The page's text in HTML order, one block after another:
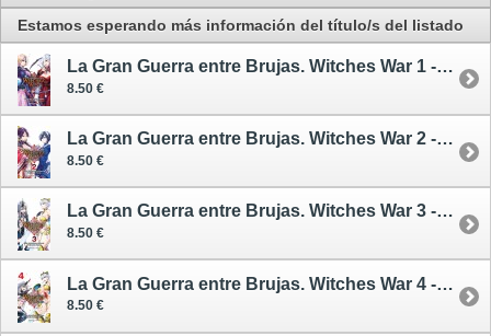
Estamos esperando más información del título/s del listado
La Gran Guerra entre Brujas. Witches War 1 - cómic
8.50 €
La Gran Guerra entre Brujas. Witches War 2 - cómic
8.50 €
La Gran Guerra entre Brujas. Witches War 3 - cómic
8.50 €
La Gran Guerra entre Brujas. Witches War 4 - cómic
8.50 €